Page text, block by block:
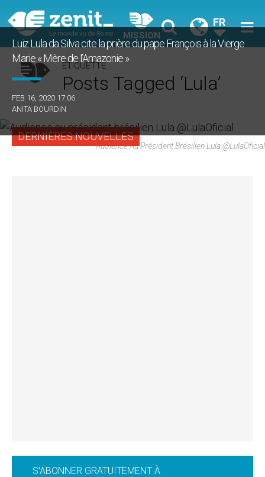
MISSION
FR
ÉTIQUETTE
Posts Tagged ‘Lula’
DERNIÈRES NOUVELLES
Luiz Lula da Silva cite la prière du pape François à la Vierge
Marie « Mère de l’Amazonie »
FEB 16, 2020 17:06
ANITA BOURDIN
Audience Au Président Brésilien Lula @LulaOficial
S'ABONNER GRATUITEMENT À